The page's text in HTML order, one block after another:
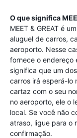
O que significa
MEET & GREAT é
aluguel de carros,
aeroporto. Nesse
fornece o endereço
significa que um
carros irá esperá-lo
cartaz com o seu
no aeroporto, ele o
local. Se você não
atraso, ligue para o
confirmação.